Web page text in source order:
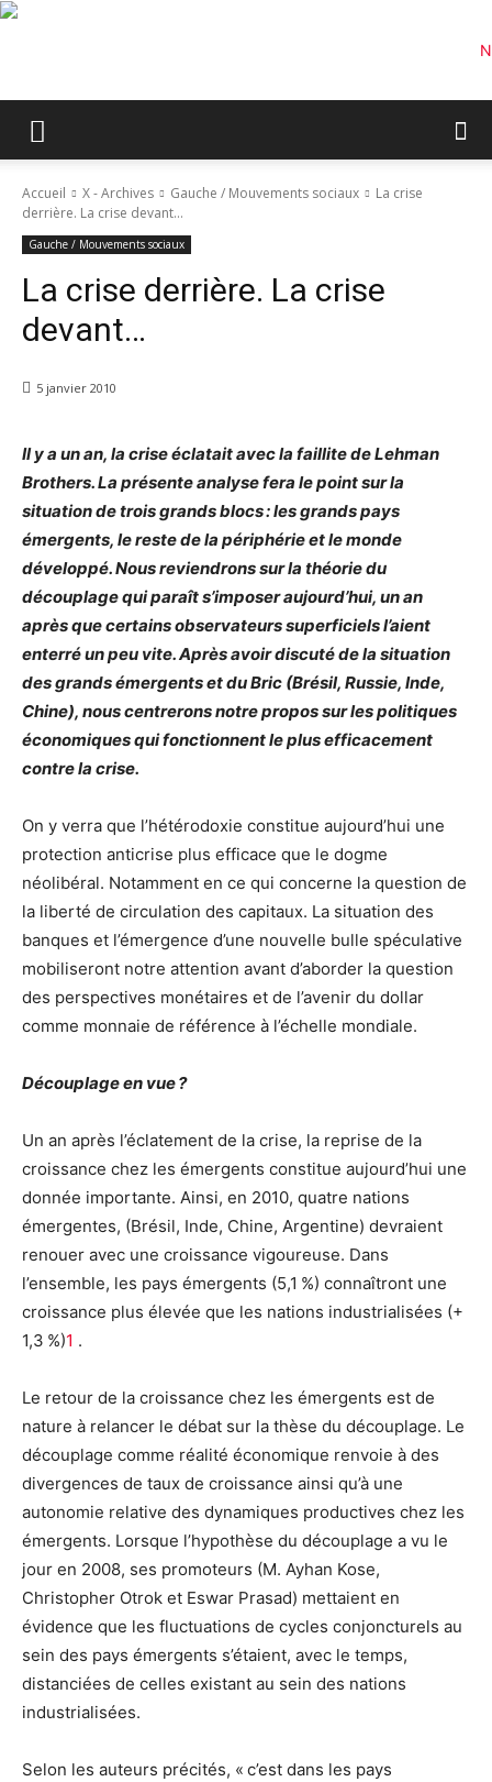
Accueil X - Archives Gauche / Mouvements sociaux
La crise
derrière. La crise devant…
Gauche / Mouvements sociaux
La crise derrière. La crise
devant…
5 janvier 2010
Il y a un an, la crise éclatait avec la faillite de Lehman
Brothers. La présente analyse fera le point sur la
situation de trois grands blocs : les grands pays
émergents, le reste de la périphérie et le monde
développé. Nous reviendrons sur la théorie du
découplage qui paraît s’imposer aujourd’hui, un an
après que certains observateurs superficiels l’aient
enterré un peu vite. Après avoir discuté de la situation
des grands émergents et du Bric (Brésil, Russie, Inde,
Chine), nous centrerons notre propos sur les politiques
économiques qui fonctionnent le plus efficacement
contre la crise.
On y verra que l’hétérodoxie constitue aujourd’hui une
protection anticrise plus efficace que le dogme
néolibéral. Notamment en ce qui concerne la question de
la liberté de circulation des capitaux. La situation des
banques et l’émergence d’une nouvelle bulle spéculative
mobiliseront notre attention avant d’aborder la question
des perspectives monétaires et de l’avenir du dollar
comme monnaie de référence à l’échelle mondiale.
Découplage en vue ?
Un an après l’éclatement de la crise, la reprise de la
croissance chez les émergents constitue aujourd’hui une
donnée importante. Ainsi, en 2010, quatre nations
émergentes, (Brésil, Inde, Chine, Argentine) devraient
renouer avec une croissance vigoureuse. Dans
l’ensemble, les pays émergents (5,1 %) connaîtront une
croissance plus élevée que les nations industrialisées (+
1,3 %)1 .
Le retour de la croissance chez les émergents est de
nature à relancer le débat sur la thèse du découplage. Le
découplage comme réalité économique renvoie à des
divergences de taux de croissance ainsi qu’à une
autonomie relative des dynamiques productives chez les
émergents. Lorsque l’hypothèse du découplage a vu le
jour en 2008, ses promoteurs (M. Ayhan Kose,
Christopher Otrok et Eswar Prasad) mettaient en
évidence que les fluctuations de cycles conjoncturels au
sein des pays émergents s’étaient, avec le temps,
distanciées de celles existant au sein des nations
industrialisées.
Selon les auteurs précités, « c’est dans les pays